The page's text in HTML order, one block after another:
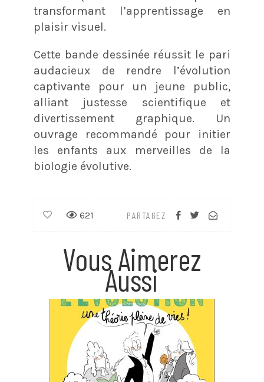
transformant l’apprentissage en
plaisir visuel.
Cette bande dessinée réussit le pari
audacieux de rendre l’évolution
captivante pour un jeune public,
alliant justesse scientifique et
divertissement graphique. Un
ouvrage recommandé pour initier
les enfants aux merveilles de la
biologie évolutive.
PARTAGEZ
621
Vous Aimerez
Aussi